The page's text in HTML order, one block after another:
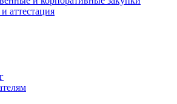
аттестация